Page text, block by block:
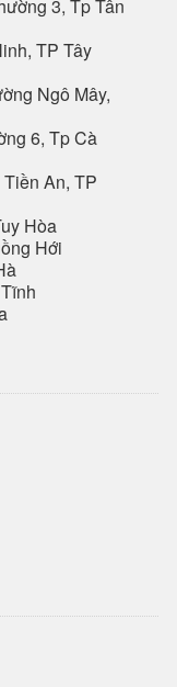
3, Tp Tân
TP Tây
Ngô Mây,
6, Tp Cà
An, TP
Hòa
Hới